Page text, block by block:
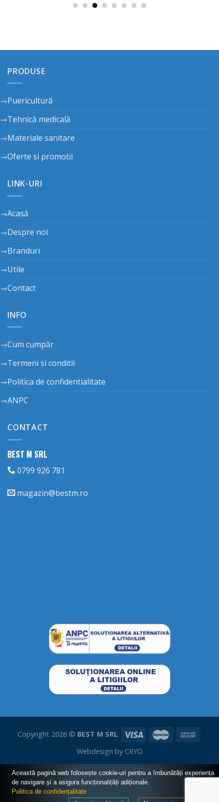
PRODUSE
Puericultură
Tehnică medicală
Materiale sanitare
Oferte si promotii
LINK-URI
Acasă
Despre noi
Branduri
Utile
Contact
INFO
Cum cumpăr
Termeni si conditii
Politica de confidentialitate
ANPC
CONTACT
BEST M SRL
0799 926 781
magazin@bestm.ro
Copyright 2026 © BEST M SRL
Webdesign by CRYO
Această pagină web folosește cookie-uri pentru a îmbunătăți experiența
de navigare și a asigura funcționalițăți adiționale.
Politica de confidențalitate